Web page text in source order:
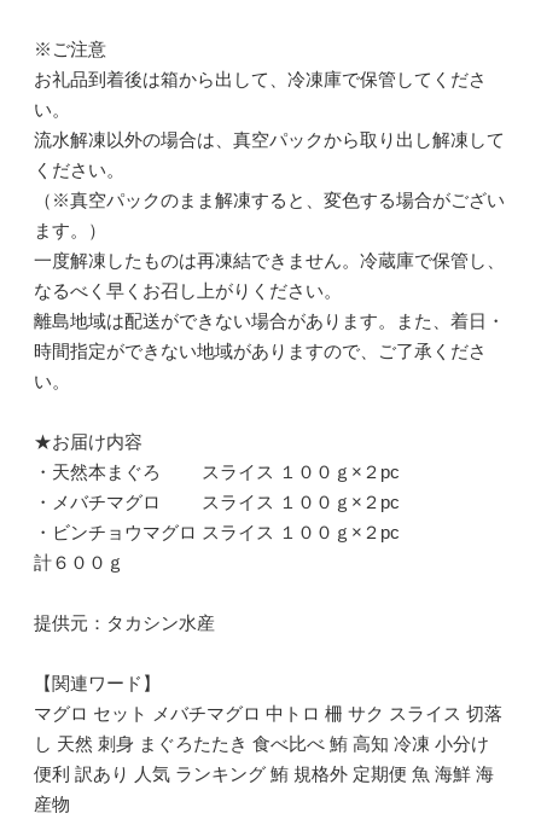
※ご注意
お礼品到着後は箱から出して、冷凍庫で保管してくださ
い。
流水解凍以外の場合は、真空パックから取り出し解凍して
ください。
（※真空パックのまま解凍すると、変色する場合がござい
ます。）
一度解凍したものは再凍結できません。冷蔵庫で保管し、
なるべく早くお召し上がりください。
離島地域は配送ができない場合があります。また、着日・
時間指定ができない地域がありますので、ご了承くださ
い。
★お届け内容
・天然本まぐろ スライス １００ｇ×２pc
・メバチマグロ スライス １００ｇ×２pc
・ビンチョウマグロ スライス １００ｇ×２pc
計６００ｇ
提供元：タカシン水産
【関連ワード】
マグロ セット メバチマグロ 中トロ 柵 サク スライス 切落
し 天然 刺身 まぐろたたき 食べ比べ 鮪 高知 冷凍 小分け
便利 訳あり 人気 ランキング 鮪 規格外 定期便 魚 海鮮 海
産物